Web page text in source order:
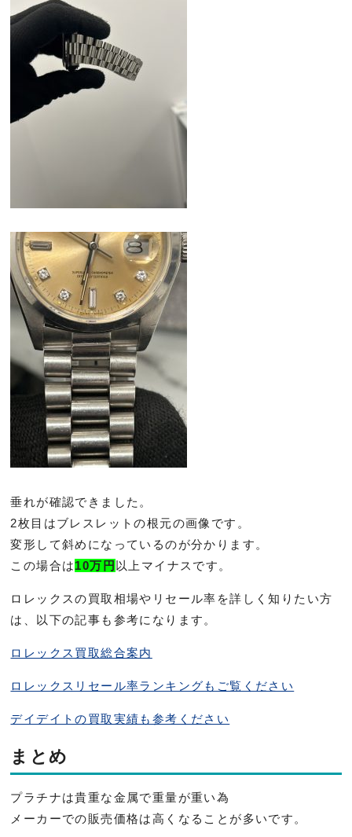
垂れが確認できました。
2枚目はブレスレットの根元の画像です。
変形して斜めになっているのが分かります。
この場合は10万円 以上マイナスです。
ロレックスの買取相場やリセール率を詳しく知りたい方
は、以下の記事も参考になります。
ロレックス買取総合案内
ロレックスリセール率ランキングもご覧ください
デイデイトの買取実績も参考ください
まとめ
プラチナは貴重な金属で重量が重い為
メーカーでの販売価格は高くなることが多いです。